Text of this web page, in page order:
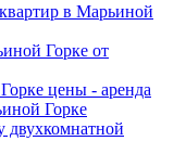
в Марьиной
Горке от
цены - аренда
Горке
двухкомнатной